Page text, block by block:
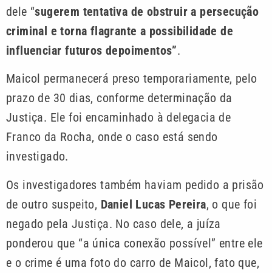
dele “sugerem tentativa de obstruir a persecução
criminal e torna flagrante a possibilidade de
influenciar futuros depoimentos”.
Maicol permanecerá preso temporariamente, pelo
prazo de 30 dias, conforme determinação da
Justiça. Ele foi encaminhado à delegacia de
Franco da Rocha, onde o caso está sendo
investigado.
Os investigadores também haviam pedido a prisão
de outro suspeito, Daniel Lucas Pereira, o que foi
negado pela Justiça. No caso dele, a juíza
ponderou que “a única conexão possível” entre ele
e o crime é uma foto do carro de Maicol, fato que,